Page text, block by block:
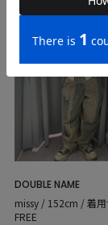
DOUBLE NAME
missy / 152cm / 着
FREE